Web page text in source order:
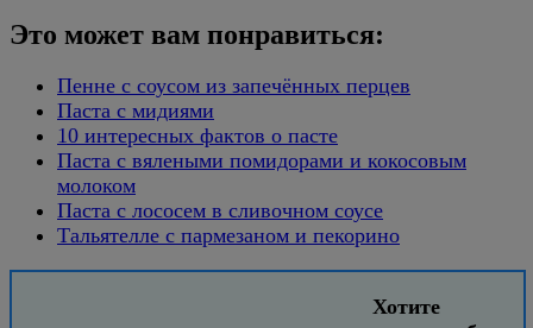
Это может вам понравиться:
Пенне с соусом из запечённых перцев
Паста с мидиями
10 интересных фактов о пасте
Паста с вялеными помидорами и кокосовым
молоком
Паста с лососем в сливочном соусе
Тальятелле с пармезаном и пекорино
Хотите